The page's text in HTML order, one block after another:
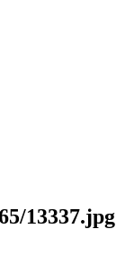
13337.jpg